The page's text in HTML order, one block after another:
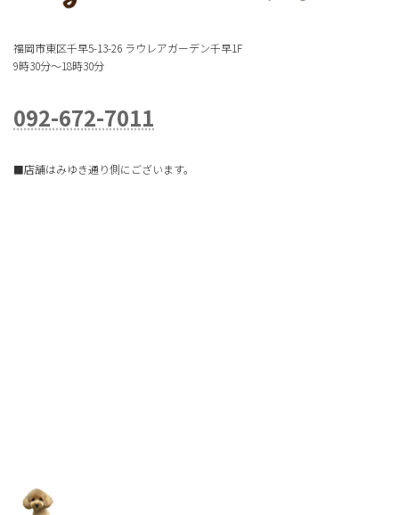
福岡市東区千早5-13-26 ラウレアガーデン千早1F
9時30分～18時30分
092-672-7011
■店舗はみゆき通り側にございます。